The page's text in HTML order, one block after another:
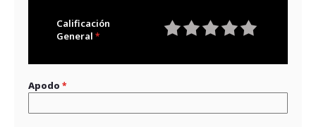
Calificación
General
Apodo